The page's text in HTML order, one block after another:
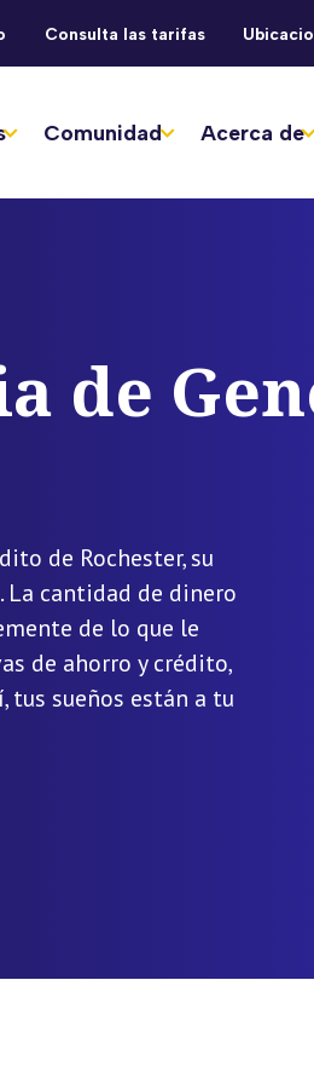
Consulta las tarifas
Comunidad Acerca de
de
de Rochester, su
cantidad de dinero
de lo que le
de ahorro y crédito,
tus sueños están a tu